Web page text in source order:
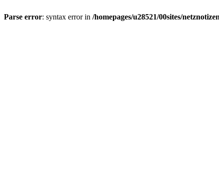
Parse error: syntax error in /homepages/u28521/00sites/